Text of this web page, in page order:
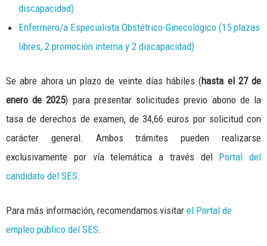
discapacidad)
Enfermero/a Especialista Obstétrico-Ginecológico (15 plazas
libres, 2 promoción interna y 2 discapacidad)
Se abre ahora un plazo de veinte días hábiles (hasta el 27 de
enero de 2025) para presentar solicitudes previo abono de la
tasa de derechos de examen, de 34,66 euros por solicitud con
carácter general. Ambos trámites pueden realizarse
exclusivamente por vía telemática a través del Portal del
candidato del SES.
Para más información, recomendamos visitar el Portal de
empleo público del SES.